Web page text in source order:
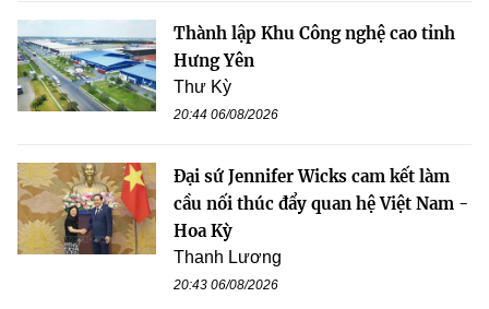
Thành lập Khu Công nghệ cao tỉnh
Hưng Yên
Thư Kỳ
20:44 06/08/2026
Đại sứ Jennifer Wicks cam kết làm
cầu nối thúc đẩy quan hệ Việt Nam -
Hoa Kỳ
Thanh Lương
20:43 06/08/2026